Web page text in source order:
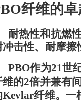
纤维的
热性和抗燃
冲击性、耐摩
PBO作为21世
维的2倍并兼有
Kevlar纤维。一